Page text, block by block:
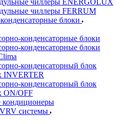
чиллеры FERRUM
блоки
конденсаторные блоки
конденсаторные блоки
конденсаторный блок
INVERTER
конденсаторный блок
ON/OFF
системы